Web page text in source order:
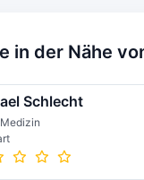
in der Nähe
Schlecht